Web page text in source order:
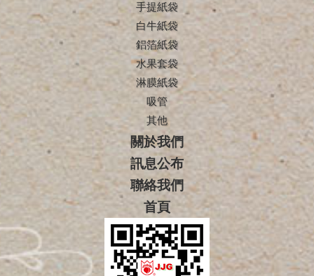
手提紙袋
白牛紙袋
鋁箔紙袋
水果套袋
淋膜紙袋
吸管
其他
關於我們
訊息公布
聯絡我們
首頁